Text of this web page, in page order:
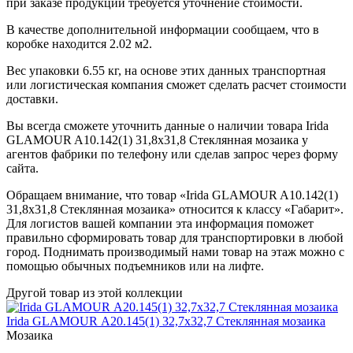
В качестве дополнительной информации сообщаем, что в
коробке находится 2.02 м2.
Вес упаковки 6.55 кг, на основе этих данных транспортная
или логистическая компания сможет сделать расчет стоимости
доставки.
Вы всегда сможете уточнить данные о наличии товара Irida
GLAMOUR A10.142(1) 31,8x31,8 Стеклянная мозаика у
агентов фабрики по телефону или сделав запрос через форму
сайта.
Обращаем внимание, что товар «Irida GLAMOUR A10.142(1)
31,8x31,8 Стеклянная мозаика» относится к классу «Габарит».
Для логистов вашей компании эта информация поможет
правильно сформировать товар для транспортировки в любой
город. Поднимать производимый нами товар на этаж можно с
помощью обычных подъемников или на лифте.
Другой товар из этой коллекции
Irida GLAMOUR А20.145(1) 32,7x32,7 Стеклянная мозаика
Мозаика